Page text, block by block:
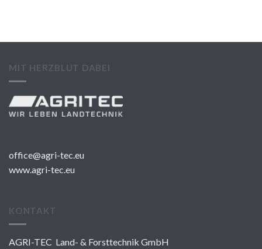
MIT HERZBLUT DABEI
office@agri-tec.eu
www.agri-tec.eu
KONTAKT
AGRI-TEC Land- & Forsttechnik GmbH